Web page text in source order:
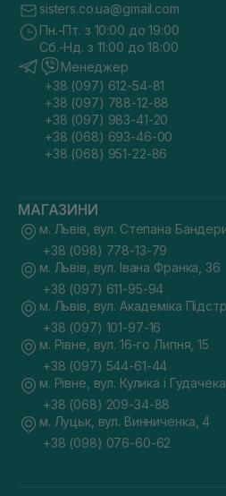
sisters.co.ua@gmail.com
Пн.-Пт. з 10:00 до 19:00
Сб.-Нд. з 11:00 до 18:00
Менеджер
+38 (097) 612-54-81
+38 (097) 788-12-88
+38 (097) 983-41-20
+38 (068) 693-46-00
+38 (068) 951-22-86
МАГАЗИНИ
м. Львів, вул. Степана
+38 (098) 778-13-79
м. Львів, вул. Івана Франка, 36
+38 (097) 611-95-94
м. Львів, вул. Академіка
+38 (097) 101-97-16
м. Рівне, вул. 16-го Липня, 15
+38 (097) 544-61-44
м. Рівне, вул. Кулика і
+38 (068) 209-34-88
м. Луцьк, вул. Винниченка, 4
+38 (098) 076-60-62